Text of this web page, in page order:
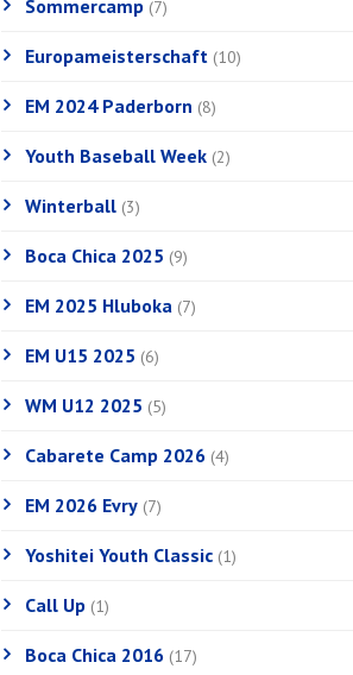
Sommercamp (7)
Europameisterschaft (10)
EM 2024 Paderborn (8)
Youth Baseball Week (2)
Winterball (3)
Boca Chica 2025 (9)
EM 2025 Hluboka (7)
EM U15 2025 (6)
WM U12 2025 (5)
Cabarete Camp 2026 (4)
EM 2026 Evry (7)
Yoshitei Youth Classic (1)
Call Up (1)
Boca Chica 2016 (17)